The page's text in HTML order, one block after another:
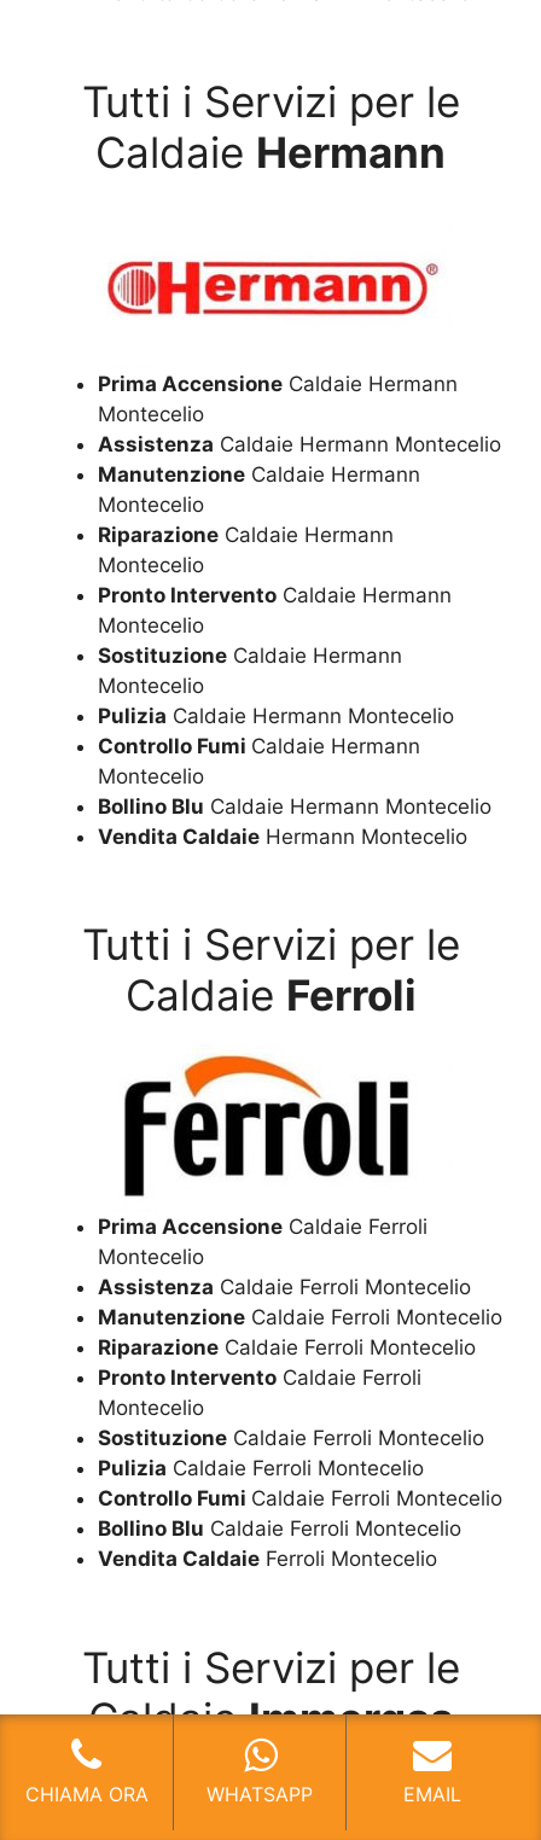
Tutti i Servizi per le
Caldaie Hermann
Prima Accensione Caldaie Hermann
Montecelio
Assistenza Caldaie Hermann Montecelio
Manutenzione Caldaie Hermann
Montecelio
Riparazione Caldaie Hermann
Montecelio
Pronto Intervento Caldaie Hermann
Montecelio
Sostituzione Caldaie Hermann
Montecelio
Pulizia Caldaie Hermann Montecelio
Controllo Fumi Caldaie Hermann
Montecelio
Bollino Blu Caldaie Hermann Montecelio
Vendita Caldaie Hermann Montecelio
Tutti i Servizi per le
Caldaie Ferroli
Prima Accensione Caldaie Ferroli
Montecelio
Assistenza Caldaie Ferroli Montecelio
Manutenzione Caldaie Ferroli Montecelio
Riparazione Caldaie Ferroli Montecelio
Pronto Intervento Caldaie Ferroli
Montecelio
Sostituzione Caldaie Ferroli Montecelio
Pulizia Caldaie Ferroli Montecelio
Controllo Fumi Caldaie Ferroli Montecelio
Bollino Blu Caldaie Ferroli Montecelio
Vendita Caldaie Ferroli Montecelio
Tutti i Servizi per le
CaldaieImmergas
CHIAMA ORA WHATSAPP EMAIL